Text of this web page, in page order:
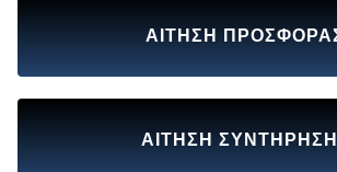
ΑΙΤΗΣΗ
ΑΙΤΗΣΗ